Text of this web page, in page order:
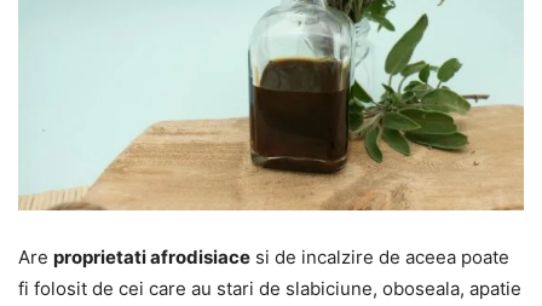
Are proprietati afrodisiace si de incalzire de aceea poate
fi folosit de cei care au stari de slabiciune, oboseala, apatie